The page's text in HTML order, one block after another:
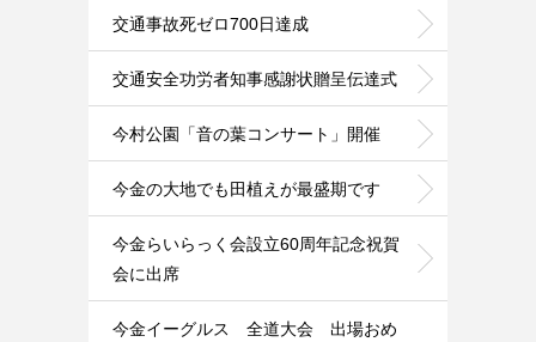
交通事故死ゼロ700日達成
交通安全功労者知事感謝状贈呈伝達式
今村公園「音の葉コンサート」開催
今金の大地でも田植えが最盛期です
今金らいらっく会設立60周年記念祝賀
会に出席
今金イーグルス 全道大会 出場おめ